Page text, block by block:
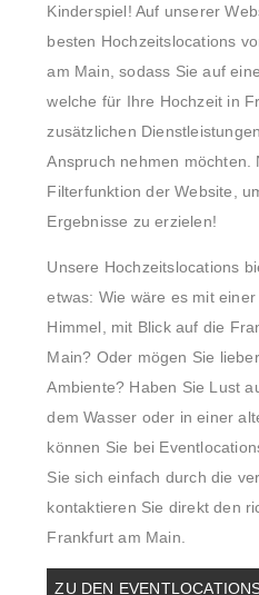
Kinderspiel! Auf unserer
besten Hochzeitslocations
am Main, sodass Sie auf
welche für Ihre Hochzeit in
zusätzlichen
Anspruch nehmen möchten.
Filterfunktion der Website,
Ergebnisse zu erzielen!
Unsere Hochzeitslocations
etwas: Wie wäre es mit
Himmel, mit Blick auf die
Main? Oder mögen Sie
Ambiente? Haben Sie Lust
dem Wasser oder in einer
können Sie bei
Sie sich einfach durch die
kontaktieren Sie direkt den
Frankfurt am Main.
ZU DEN